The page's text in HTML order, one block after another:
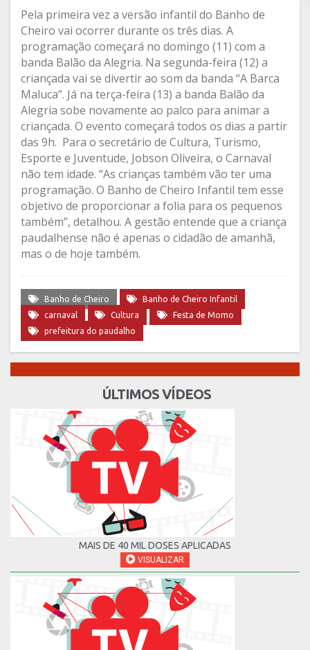
Pela primeira vez a versão infantil do Banho de
Cheiro vai ocorrer durante os três dias. A
programação começará no domingo (11) com a
banda Balão da Alegria. Na segunda-feira (12) a
criançada vai se divertir ao som da banda “A Barca
Maluca”. Já na terça-feira (13) a banda Balão da
Alegria sobe novamente ao palco para animar a
criançada. O evento começará todos os dias a partir
das 9h. Para o secretário de Cultura, Turismo,
Esporte e Juventude, Jobson Oliveira, o Carnaval
não tem idade. “As crianças também vão ter uma
programação. O Banho de Cheiro Infantil tem esse
objetivo de proporcionar a folia para os pequenos
também”, detalhou. A gestão entende que a criança
paudalhense não é apenas o cidadão de amanhã,
mas o de hoje também.
Banho de Cheiro
Banho de Cheiro Infantil
carnaval
Cultura
Festa de Momo
prefeitura do paudalho
ÚLTIMOS VÍDEOS
MAIS DE 40 MIL DOSES APLICADAS
VISUALIZAR